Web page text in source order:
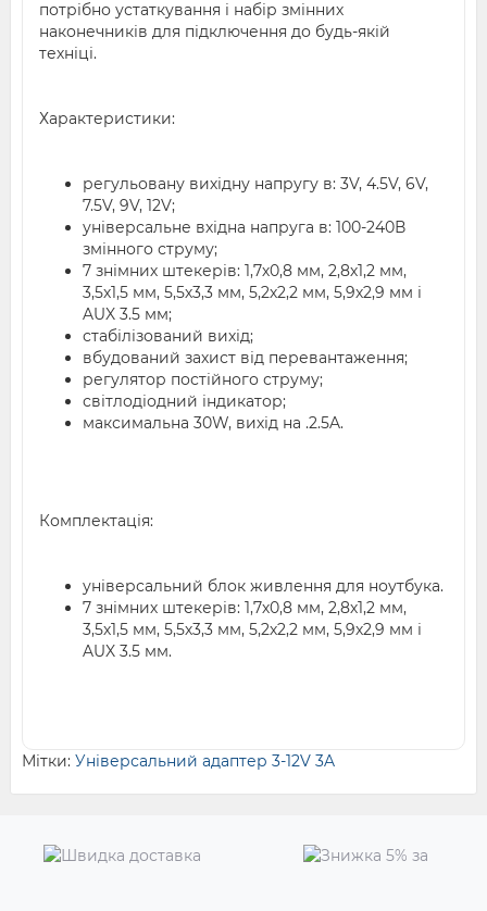
потрібно устаткування і набір змінних
наконечників для підключення до будь-якій
техніці.
Характеристики:
регульовану вихідну напругу в: 3V, 4.5V, 6V,
7.5V, 9V, 12V;
універсальне вхідна напруга в: 100-240В
змінного струму;
7 знімних штекерів: 1,7х0,8 мм, 2,8х1,2 мм,
3,5х1,5 мм, 5,5х3,3 мм, 5,2х2,2 мм, 5,9х2,9 мм і
AUX 3.5 мм;
стабілізований вихід;
вбудований захист від перевантаження;
регулятор постійного струму;
світлодіодний індикатор;
максимальна 30W, вихід на .2.5A.
Комплектація:
універсальний блок живлення для ноутбука.
7 знімних штекерів: 1,7х0,8 мм, 2,8х1,2 мм,
3,5х1,5 мм, 5,5х3,3 мм, 5,2х2,2 мм, 5,9х2,9 мм і
AUX 3.5 мм.
Мітки: Універсальний адаптер 3-12V 3A